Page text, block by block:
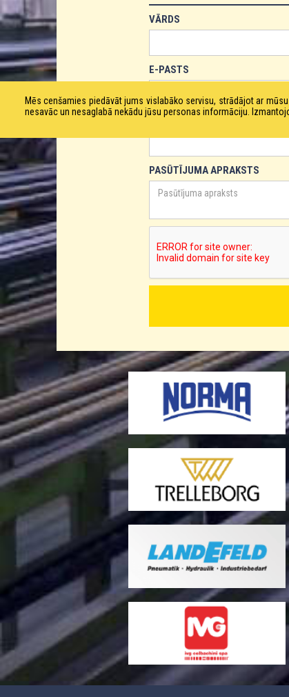
VĀRDS
E-PASTS
TĀLRUNIS
PASŪTĪJUMA APRAKSTS
Mēs cenšamies piedāvāt jums vislabāko servisu, strādājot ar
nesavāc un nesaglabā nekādu jūsu personas informāciju.